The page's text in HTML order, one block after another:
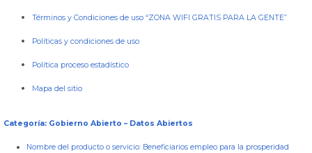
Términos y Condiciones de uso “ZONA WIFI GRATIS PARA LA GENTE”
Políticas y condiciones de uso
Política proceso estadístico
Mapa del sitio
Categoría: Gobierno Abierto – Datos Abiertos
Nombre del producto o servicio: Beneficiarios empleo para la prosperidad